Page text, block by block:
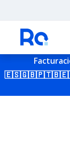
🇪🇸🇬🇧🇵🇹🇧🇪